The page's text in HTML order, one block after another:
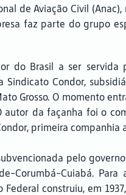
de Aviação Civil
faz parte do grupo
do Brasil a ser servida
Sindicato Condor,
Grosso. O momento
da façanha foi o
primeira companhia
pelo
Corumbá-Cuiabá.
construiu, em